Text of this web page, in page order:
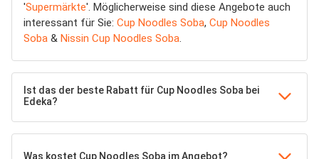
'Supermärkte'. Möglicherweise sind diese Angebote auch
interessant für Sie: Cup Noodles Soba, Cup Noodles
Soba & Nissin Cup Noodles Soba.
Ist das der beste Rabatt für Cup Noodles Soba bei
Edeka?
Was kostet Cup Noodles Soba im Angebot?